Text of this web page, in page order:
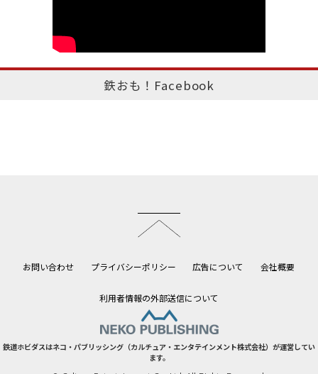
鉄おも！Facebook
お問い合わせ プライバシーポリシー 広告について 会社概要
利用者情報の外部送信について
鉄道ホビダスはネコ・パブリッシング（カルチュア・エンタテインメント株式会社）が運営してい
ます。